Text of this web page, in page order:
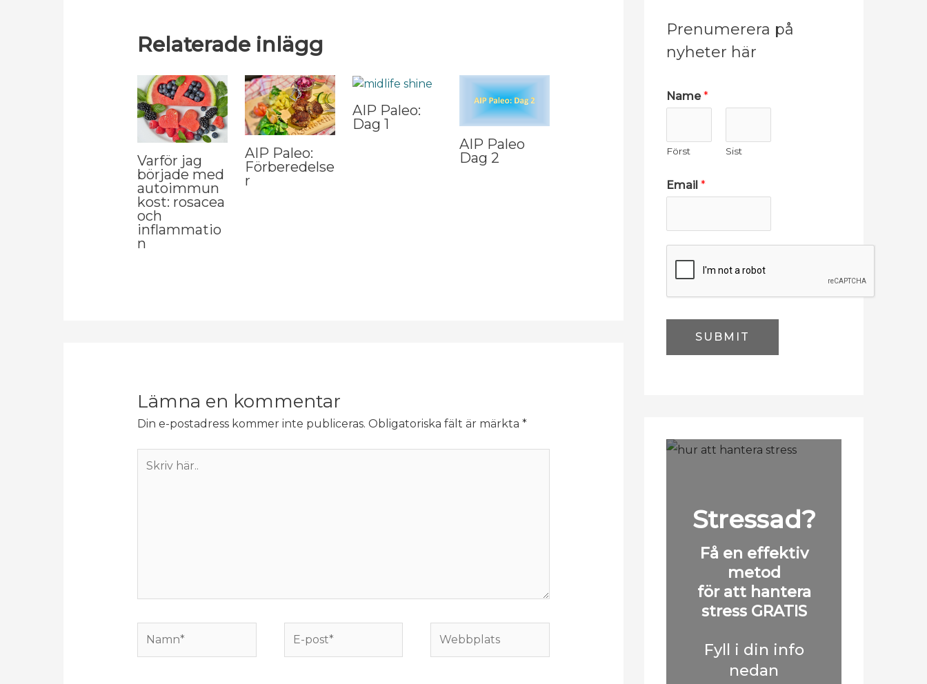
Relaterade inlägg
Varför jag
började med
autoimmun
kost: rosacea
och
inflammatio
n
AIP Paleo:
Förberedelse
r
AIP Paleo:
Dag 1
AIP Paleo
Dag 2
Lämna en kommentar
Din e-postadress kommer inte publiceras. Obligatoriska fält är märkta *
här..
post*
Prenumerera på
nyheter här
Name*
Först Sist
Email *
SUBMIT
Stressad?
Få en effektiv
metod
för att hantera
stress GRATIS
Fyll i din info
nedan